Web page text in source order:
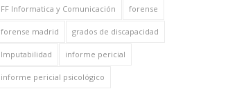
FF Informatica y Comunicación forense
forense madrid grados de discapacidad
Imputabilidad informe pericial
informe pericial psicológico